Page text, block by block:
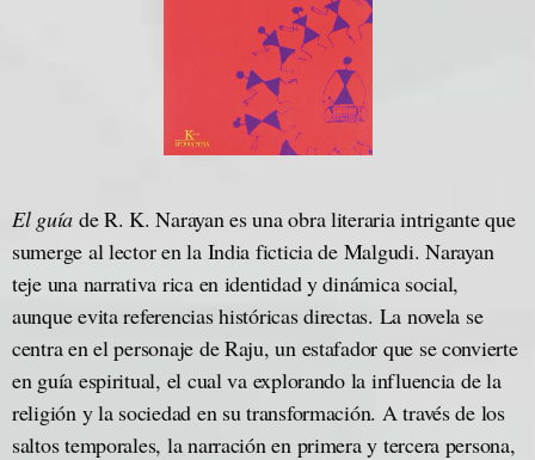
El guía de R. K. Narayan es una obra literaria intrigante que
sumerge al lector en la India ficticia de Malgudi. Narayan
teje una narrativa rica en identidad y dinámica social,
aunque evita referencias históricas directas. La novela se
centra en el personaje de Raju, un estafador que se convierte
en guía espiritual, el cual va explorando la influencia de la
religión y la sociedad en su transformación. A través de los
saltos temporales, la narración en primera y tercera persona,